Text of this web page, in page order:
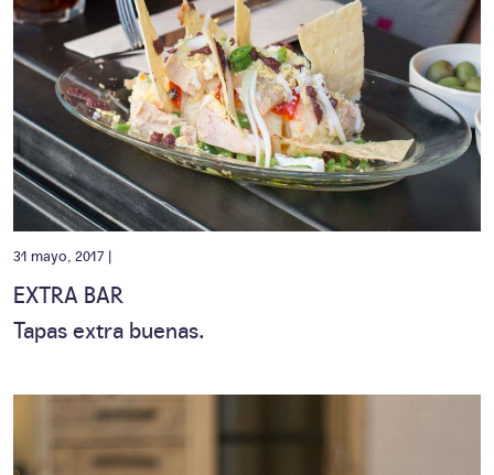
31 mayo, 2017 |
EXTRA BAR
Tapas extra buenas.